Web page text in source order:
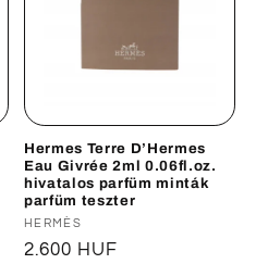
Hermes Terre D’Hermes
Eau Givrée 2ml 0.06fl.oz.
hivatalos parfüm minták
parfüm teszter
Forgalmazó:
HERMÈS
Normál
2.600 HUF